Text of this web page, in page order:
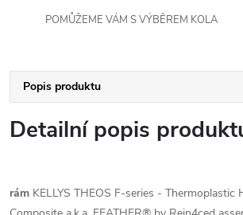
POMŮŽEME VÁM S VÝBĚREM KOLA
Popis produktu
Detailní popis
rám KELLYS THEOS F-series - Thermoplastic